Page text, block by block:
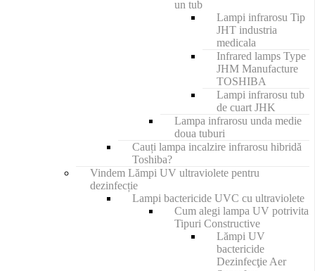
un tub
Lampi infrarosu Tip
JHT industria
medicala
Infrared lamps Type
JHM Manufacture
TOSHIBA
Lampi infrarosu tub
de cuart JHK
Lampa infrarosu unda medie
doua tuburi
Cauți lampa incalzire infrarosu hibridă
Toshiba?
Vindem Lămpi UV ultraviolete pentru
dezinfecție
Lampi bactericide UVC cu ultraviolete
Cum alegi lampa UV potrivita
Tipuri Constructive
Lămpi UV
bactericide
Dezinfecţie Aer